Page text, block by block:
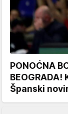
PONOĆNA
Španski